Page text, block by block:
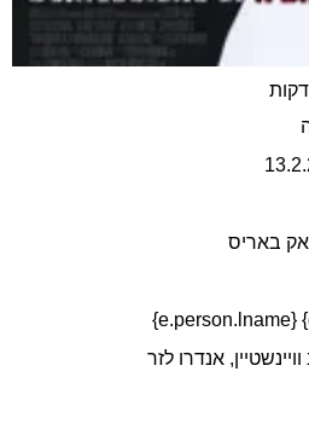
13.2.
באריס
, אנדרו לזר